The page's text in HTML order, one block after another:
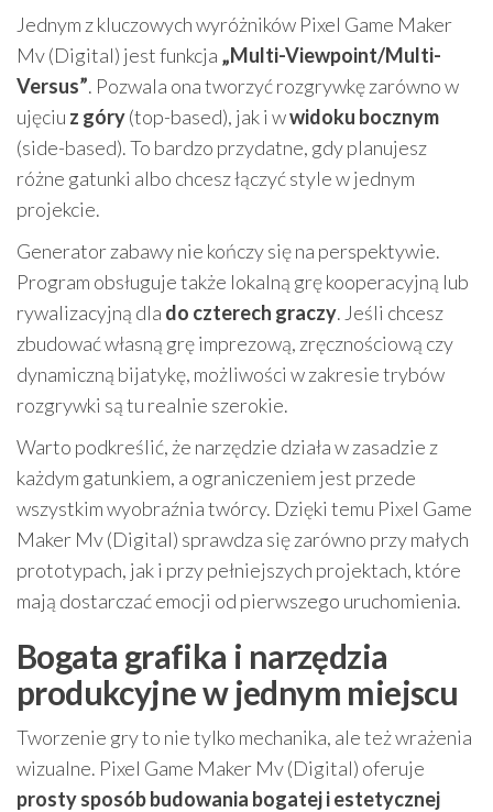
Jednym z kluczowych wyróżników Pixel Game Maker
Mv (Digital) jest funkcja „Multi-Viewpoint/Multi-
Versus”. Pozwala ona tworzyć rozgrywkę zarówno w
ujęciu z góry(top-based), jak i wwidoku bocznym
(side-based). To bardzo przydatne, gdy planujesz
różne gatunki albo chcesz łączyć style w jednym
projekcie.
Generator zabawy nie kończy się na perspektywie.
Program obsługuje także lokalną grę kooperacyjną lub
rywalizacyjną dla do czterech graczy. Jeśli chcesz
zbudować własną grę imprezową, zręcznościową czy
dynamiczną bijatykę, możliwości w zakresie trybów
rozgrywki są tu realnie szerokie.
Warto podkreślić, że narzędzie działa w zasadzie z
każdym gatunkiem, a ograniczeniem jest przede
wszystkim wyobraźnia twórcy. Dzięki temu Pixel Game
Maker Mv (Digital) sprawdza się zarówno przy małych
prototypach, jak i przy pełniejszych projektach, które
mają dostarczać emocji od pierwszego uruchomienia.
Bogata grafika i narzędzia
produkcyjne w jednym miejscu
Tworzenie gry to nie tylko mechanika, ale też wrażenia
wizualne. Pixel Game Maker Mv (Digital) oferuje
prosty sposób budowania bogatej i estetycznej